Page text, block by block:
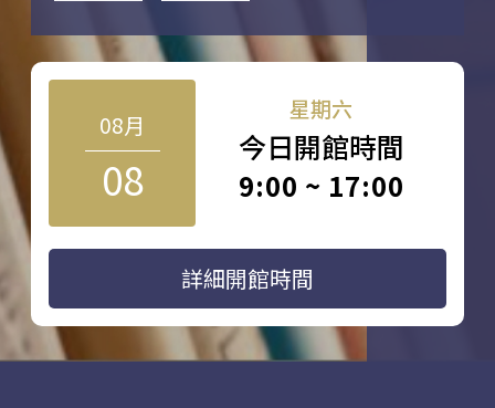
08月
08
星期六
今日開館時間
9:00 ~ 17:00
詳細開館時間